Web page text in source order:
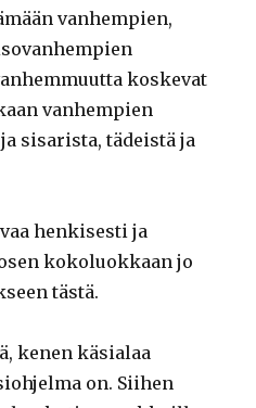
vanhempien,
koskevat
vanhempien
sisarista, tädeistä ja
henkisesti ja
kokoluokkaan jo
tästä.
kenen käsialaa
on. Siihen